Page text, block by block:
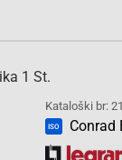
1 St.
Kataloški br:
ISO Conrad